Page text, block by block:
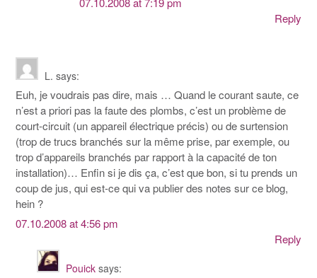
Reply
L. says:
Euh, je voudrais pas dire, mais … Quand le courant saute, ce
n’est a priori pas la faute des plombs, c’est un problème de
court-circuit (un appareil électrique précis) ou de surtension
(trop de trucs branchés sur la même prise, par exemple, ou
trop d’appareils branchés par rapport à la capacité de ton
installation)… Enfin si je dis ça, c’est que bon, si tu prends un
coup de jus, qui est-ce qui va publier des notes sur ce blog,
hein ?
07.10.2008 at 4:56 pm
Reply
Pouick says: